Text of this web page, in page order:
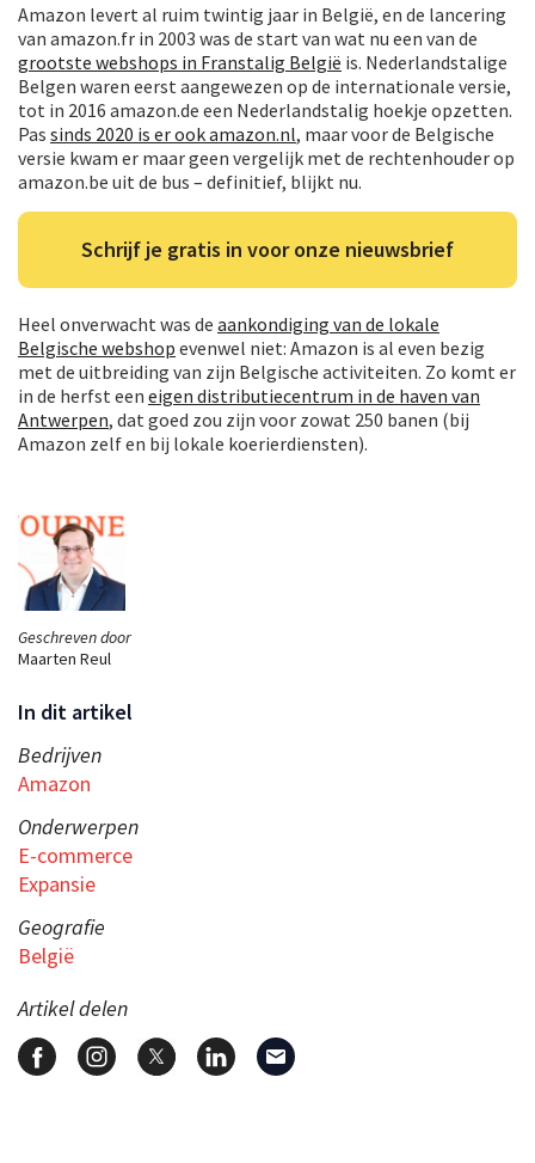
Geschreven door
Maarten Reul
In dit artikel
Bedrijven
Amazon
Onderwerpen
E-commerce
Expansie
Geografie
België
Artikel delen
Amazon levert al ruim twintig jaar in België, en de lancering
van amazon.fr in 2003 was de start van wat nu een van de
grootste webshops in Franstalig België is. Nederlandstalige
Belgen waren eerst aangewezen op de internationale versie,
tot in 2016 amazon.de een Nederlandstalig hoekje opzetten.
Pas sinds 2020 is er ook amazon.nl, maar voor de Belgische
versie kwam er maar geen vergelijk met de rechtenhouder op
amazon.be uit de bus – definitief, blijkt nu.
Schrijf je gratis in voor onze nieuwsbrief
Heel onverwacht was de aankondiging van de lokale
Belgische webshop evenwel niet: Amazon is al even bezig
met de uitbreiding van zijn Belgische activiteiten. Zo komt er
in de herfst een eigen distributiecentrum in de haven van
Antwerpen, dat goed zou zijn voor zowat 250 banen (bij
Amazon zelf en bij lokale koerierdiensten).